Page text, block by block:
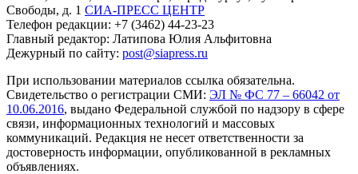
Свободы, д. 1 СИА-ПРЕСС ЦЕНТР
Телефон редакции: +7 (3462) 44-23-23
Главный редактор: Латипова Юлия Альфитовна
Дежурный по сайту: post@siapress.ru
При использовании материалов ссылка обязательна.
Свидетельство о регистрации СМИ: ЭЛ № ФС 77 – 66042 от
10.06.2016, выдано Федеральной службой по надзору в сфере
связи, информационных технологий и массовых
коммуникаций. Редакция не несет ответственности за
достоверность информации, опубликованной в рекламных
объявлениях.